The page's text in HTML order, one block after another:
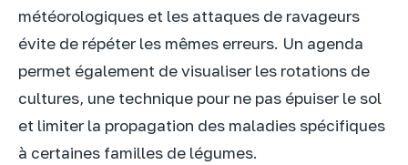
météorologiques et les attaques de ravageurs
évite de répéter les mêmes erreurs. Un agenda
permet également de visualiser les rotations de
cultures, une technique pour ne pas épuiser le sol
et limiter la propagation des maladies spécifiques
à certaines familles de légumes.